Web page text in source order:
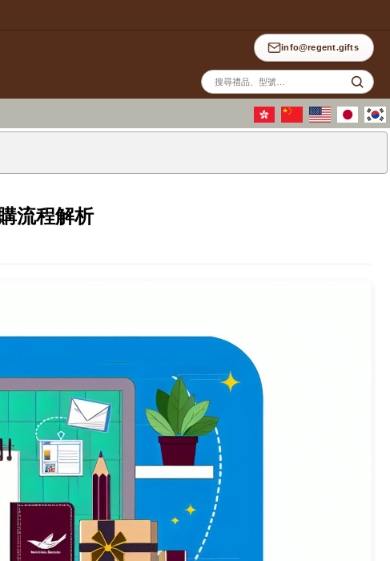
info@regent.gifts
站
內
搜
尋
流程解析